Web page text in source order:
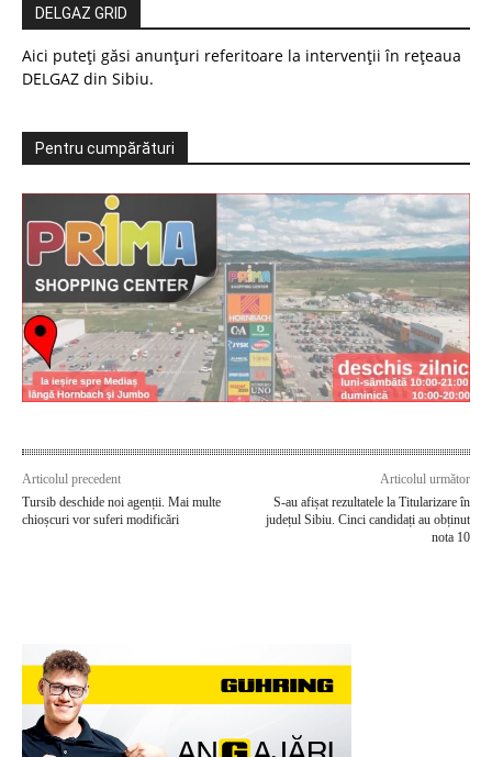
DELGAZ GRID
Aici puteți găsi anunțuri referitoare la intervenții în rețeaua
DELGAZ din Sibiu.
Pentru cumpărături
Articolul precedent
Tursib deschide noi agenții. Mai multe
chioșcuri vor suferi modificări
Articolul următor
S-au afișat rezultatele la Titularizare în
județul Sibiu. Cinci candidați au obținut
nota 10